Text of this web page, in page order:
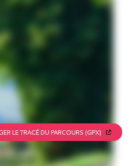
LE TRACÉ DU PARCOURS (GPX)